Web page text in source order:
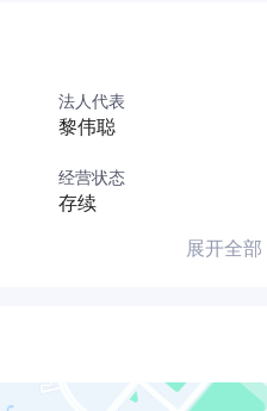
国企责任担当，通过政企协
新型城镇化与绿色发展战略
供参考）
法人代表
黎伟聪
经营状态
存续
展开全部